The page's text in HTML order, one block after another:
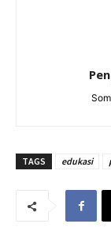
TAGS edukasi